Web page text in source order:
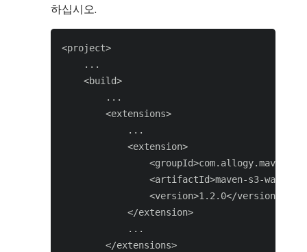
하십시오.
<project>
    ...
    <build>
        ...
        <extensions>
            ...
            <extension>
<artifactId>maven-s3-wagon</
                <version>1.2.0</version>
            </extension>
            ...
        </extensions>